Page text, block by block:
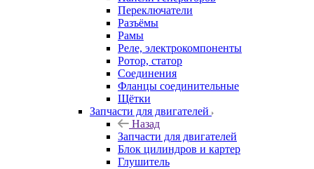
Переключатели
Разъёмы
Рамы
Реле, электрокомпоненты
Ротор, статор
Соединения
Фланцы соединительные
Щётки
Запчасти для двигателей
Назад
Запчасти для двигателей
Блок цилиндров и картер
Глушитель